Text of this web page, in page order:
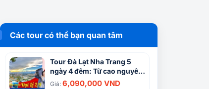
Các tour có thể bạn quan tâm
Tour Đà Lạt Nha Trang 5
ngày 4 đêm: Từ cao nguyên
đến biển xanh
Giá: 6,090,000 VND